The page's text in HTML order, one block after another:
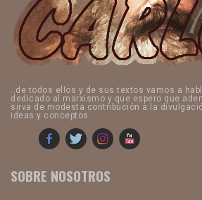
..de todos ellos y de sus textos vamos a
dedicado al marxismo y que espero que
sirva de modesta contribución a la
ideas y conceptos.
SOBRE NOSOTROS